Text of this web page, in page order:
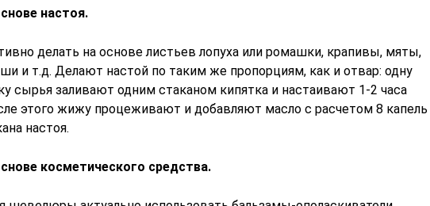
настоя.
делать на основе листьев лопуха или ромашки, крапивы, мяты,
и т.д. Делают настой по таким же пропорциям, как и отвар: одну
сырья заливают одним стаканом кипятка и настаивают 1-2 часа
этого жижу процеживают и добавляют масло с расчетом 8 капель
настоя.
косметического средства.